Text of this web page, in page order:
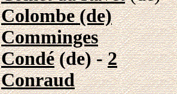
Colombe (de)
Comminges
Condé(de) -2
Conraud